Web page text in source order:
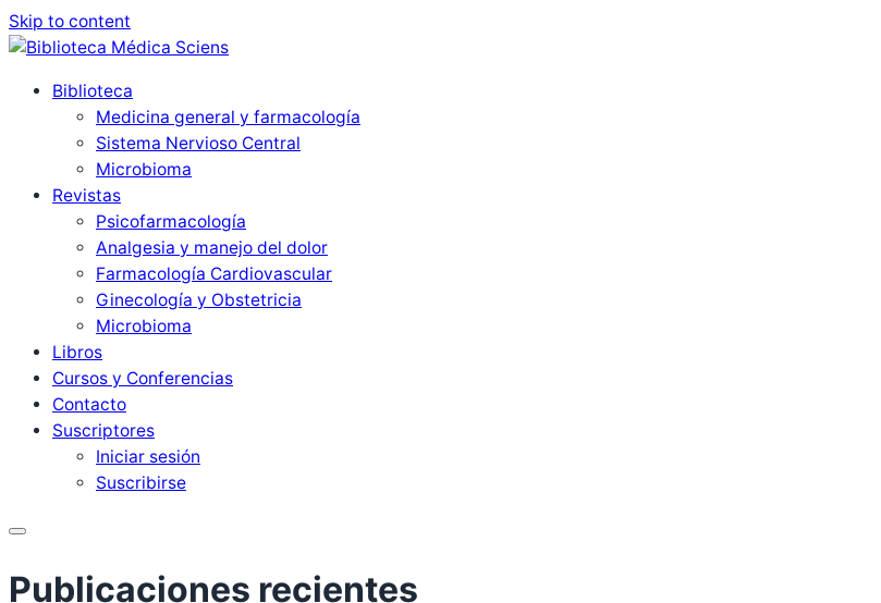
Skip to content
Biblioteca
Medicina general y farmacología
Sistema Nervioso Central
Microbioma
Revistas
Psicofarmacología
Analgesia y manejo del dolor
Farmacología Cardiovascular
Ginecología y Obstetricia
Microbioma
Libros
Cursos y Conferencias
Contacto
Suscriptores
Iniciar sesión
Suscribirse
Menu